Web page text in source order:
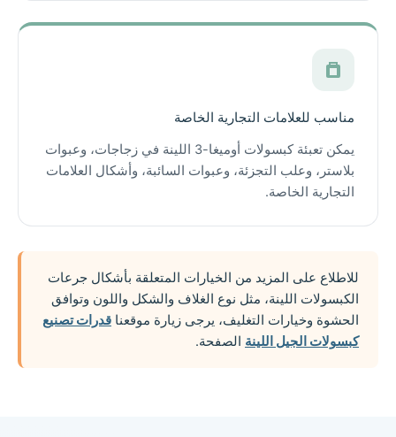
مناسب للعلامات التجارية الخاصة
يمكن تعبئة كبسولات أوميغا-3 اللينة في زجاجات، وعبوات
بلاستر، وعلب التجزئة، وعبوات السائبة، وأشكال العلامات
التجارية الخاصة.
للاطلاع على المزيد من الخيارات المتعلقة بأشكال جرعات
الكبسولات اللينة، مثل نوع الغلاف والشكل واللون وتوافق
الحشوة وخيارات التغليف، يرجى زيارة موقعنا قدرات تصنيع
كبسولات الجيل اللينة الصفحة.